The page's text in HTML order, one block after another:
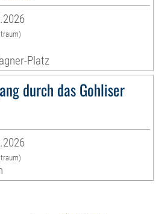
Platz
durch das Gohliser